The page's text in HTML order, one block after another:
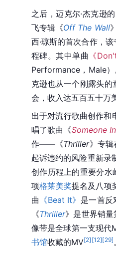
之后，迈克尔·杰克逊
飞专辑《Off The Wall
西·琼斯的首次合作，该
程碑。其中单曲 《
Performance ，Male
克逊也从一个刚露头
会，收入达五百五十万
出于对流行歌曲创作和
唱了歌曲《Someone
作——《Thriller》专辑
起诉违约的风险重新录
创作历程上的重要分水
项格莱美奖提名及八项
曲 《Beat It》 是一首反
《Thriller》是世界销
像带是全球第一支现代
书馆收藏的MV[2] [12][29]